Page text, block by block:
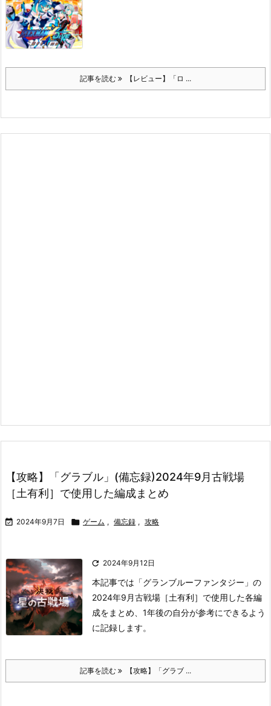
記事を読む 【レビュー】「ロ ...
【攻略】「グラブル」(備忘録)2024年9月古戦場
［土有利］で使用した編成まとめ
 2024年9月7日  ゲーム , 備忘録 , 攻略
 2024年9月12日
本記事では「グランブルーファンタジー」の
2024年9月古戦場［土有利］で使用した各編
成をまとめ、1年後の自分が参考にできるよう
に記録します。
記事を読む 【攻略】「グラブ ...